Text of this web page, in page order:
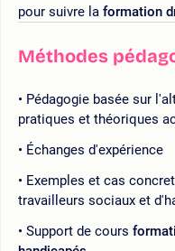
pour suivre la formation
Méthodes
Pédagogie basée sur
pratiques et théoriques
Échanges d'expérience
Exemples et cas
travailleurs sociaux et
Support de cours